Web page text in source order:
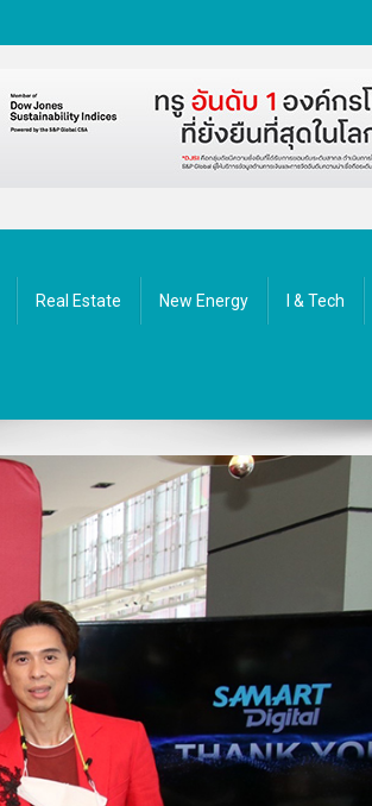
Real Estate New Energy I & Tech